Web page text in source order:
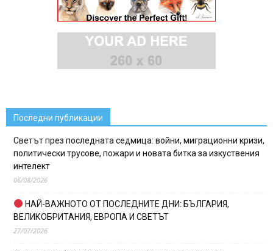
Последни публикации
Светът през последната седмица: войни, миграционни кризи,
политически трусове, пожари и новата битка за изкуствения
интелект
06/08/2026
НАЙ-ВАЖНОТО ОТ ПОСЛЕДНИТЕ ДНИ: БЪЛГАРИЯ,
ВЕЛИКОБРИТАНИЯ, ЕВРОПА И СВЕТЪТ
27/07/2026